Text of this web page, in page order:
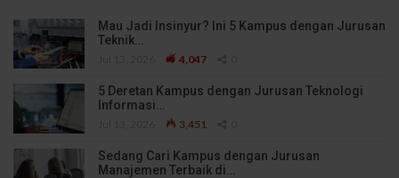
Mau Jadi Insinyur? Ini 5 Kampus dengan Jurusan
Teknik…
4,047
5 Deretan Kampus dengan Jurusan Teknologi
Informasi…
3,451
Sedang Cari Kampus dengan Jurusan
Manajemen Terbaik di…